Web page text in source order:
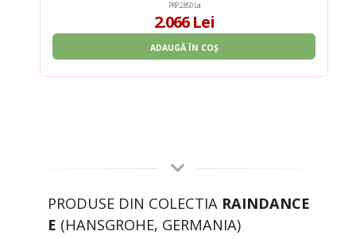
PRP: 2.850 Lei
2.066 Lei
ADAUGĂ ÎN COȘ
PRODUSE DIN COLECTIA RAINDANCE
E (HANSGROHE, GERMANIA)